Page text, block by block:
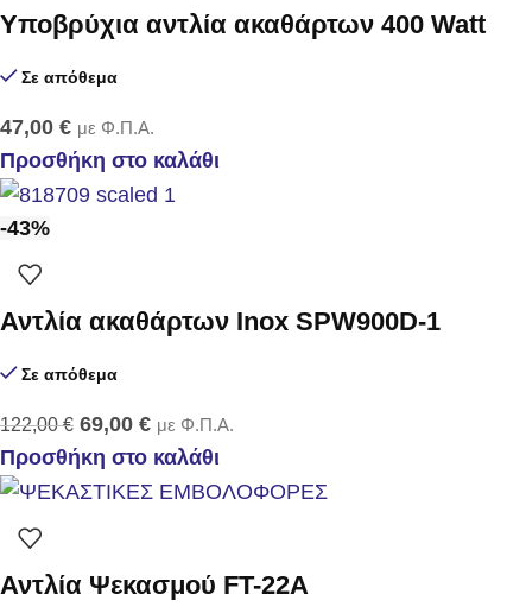
Υποβρύχια αντλία ακαθάρτων 400 Watt
Σε απόθεμα
47,00 € με Φ.Π.Α.
Προσθήκη στο καλάθι
-43%
Αντλία ακαθάρτων Inox SPW900D-1
Σε απόθεμα
122,00€ 69,00 € με Φ.Π.Α.
Προσθήκη στο καλάθι
Αντλία Ψεκασμού FT-22Α